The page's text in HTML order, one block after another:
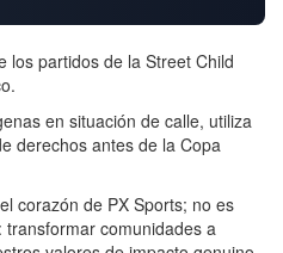
los partidos de la Street Child
en situación de calle, utiliza
derechos antes de la Copa
corazón de PX Sports; no es
comunidades a